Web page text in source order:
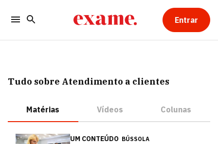
Entrar
Tudo sobre Atendimento a clientes
Matérias Vídeos Colunas
UM CONTEÚDO BÚSSOLA